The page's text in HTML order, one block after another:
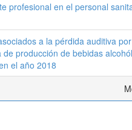
profesional en el personal
a la pérdida auditiva
producción de bebidas
el año 2018